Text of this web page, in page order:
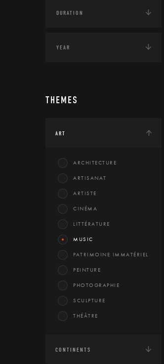
THEMES
ART
ARCHITECTURE
ARTISANAT
ARTISTE
CINÉMA
LITTÉRATURE
MUSIC
PATRIMOINE IMMATÉRIEL
PEINTURE
PHOTOGRAPHIE
SCULPTURE
THÉÂTRE
CONTINENTS